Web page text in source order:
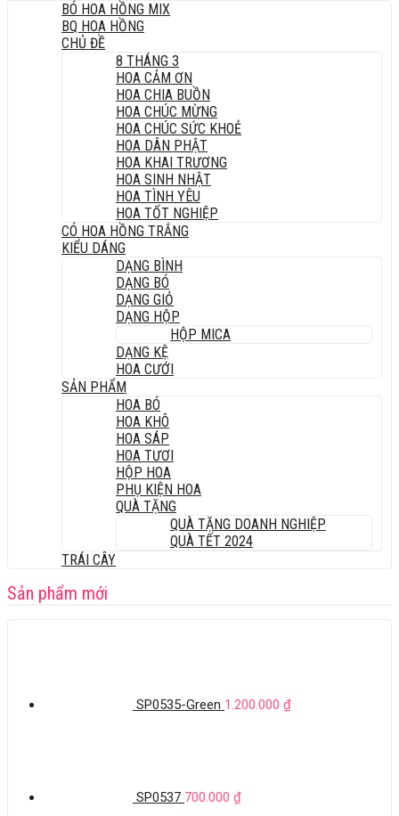
BÓ HOA HỒNG MIX
BQ HOA HỒNG
CHỦ ĐỀ
8 THÁNG 3
HOA CẢM ƠN
HOA CHIA BUỒN
HOA CHÚC MỪNG
HOA CHÚC SỨC KHOẺ
HOA DÂN PHẬT
HOA KHAI TRƯƠNG
HOA SINH NHẬT
HOA TÌNH YÊU
HOA TỐT NGHIỆP
CÓ HOA HỒNG TRẮNG
KIỂU DÁNG
DẠNG BÌNH
DẠNG BÓ
DẠNG GIỎ
DẠNG HỘP
HỘP MICA
DẠNG KỆ
HOA CƯỚI
SẢN PHẨM
HOA BÓ
HOA KHÔ
HOA SÁP
HOA TƯƠI
HỘP HOA
PHỤ KIỆN HOA
QUÀ TẶNG
QUÀ TẶNG DOANH NGHIỆP
QUÀ TẾT 2024
TRÁI CÂY
Sản phẩm mới
SP0535-Green 1.200.000 ₫
SP0537 700.000 ₫